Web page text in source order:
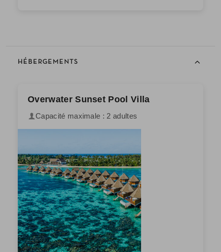
HÉBERGEMENTS
Overwater Sunset Pool Villa
Capacité maximale : 2 adultes